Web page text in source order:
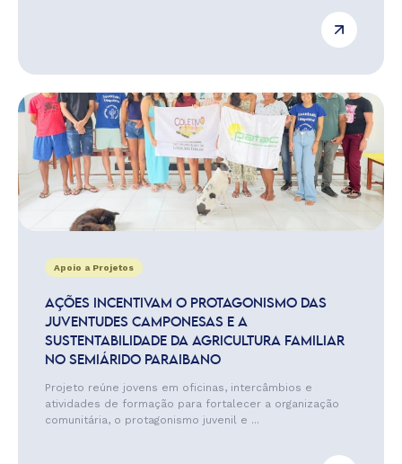
Apoio a Projetos
AÇÕES INCENTIVAM O PROTAGONISMO DAS
JUVENTUDES CAMPONESAS E A
SUSTENTABILIDADE DA AGRICULTURA FAMILIAR
NO SEMIÁRIDO PARAIBANO
Projeto reúne jovens em oficinas, intercâmbios e
atividades de formação para fortalecer a organização
comunitária, o protagonismo juvenil e ...